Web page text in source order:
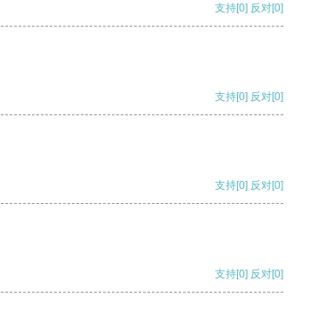
支持[0] 反对[0]
支持[0] 反对[0]
支持[0] 反对[0]
支持[0] 反对[0]